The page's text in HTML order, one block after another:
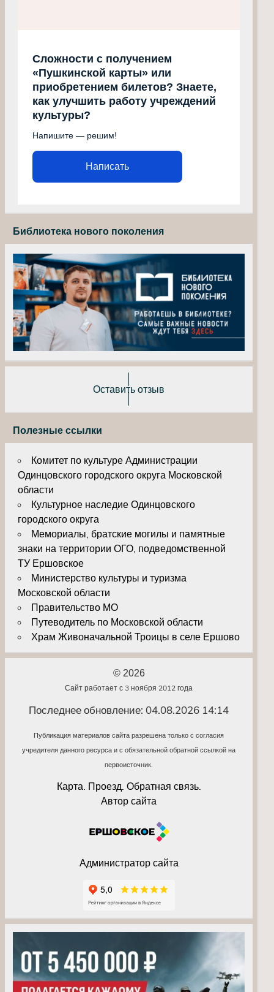
Сложности с получением
«Пушкинской карты» или
приобретением билетов? Знаете,
как улучшить работу учреждений
культуры?
Напишите — решим!
Написать
Библиотека нового поколения
Оставить отзыв
Полезные ссылки
Комитет по культуре Администрации
Одинцовского городского округа Московской
области
Культурное наследие Одинцовского
городского округа
Мемориалы, братские могилы и памятные
знаки на территории ОГО, подведомственной
ТУ Ершовское
Министерство культуры и туризма
Московской области
Правительство МО
Путеводитель по Московской области
Храм Живоначальной Троицы в селе Ершово
© 2026
Сайт работает с 3 ноября 2012 года
Последнее обновление: 04.08.2026 14:14
Публикация материалов сайта разрешена только с согласия
учредителя данного ресурса и с обязательной обратной ссылкой на
первоисточник.
Карта. Проезд. Обратная связь.
Автор сайта
Администратор сайта